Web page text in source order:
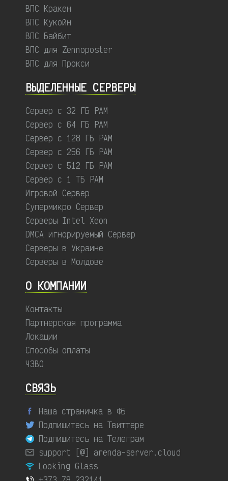
ВПС Кракен
ВПС Кукойн
ВПС Байбит
ВПС для Zennoposter
ВПС для Прокси
ВЫДЕЛЕННЫЕ CЕРВЕРЫ
Сервер с 32 ГБ РАМ
Сервер с 64 ГБ РАМ
Сервер с 128 ГБ РАМ
Сервер с 256 ГБ РАМ
Сервер с 512 ГБ РАМ
Сервер с 1 ТБ РАМ
Игровой Сервер
Супермикро Сервер
Серверы Intel Xeon
DMCA игнорируемый Сервер
Серверы в Украине
Серверы в Молдове
О КОМПАНИИ
Контакты
Партнерская программа
Локации
Способы оплаты
ЧЗВО
СВЯЗЬ
Наша страничка в ФБ
Подпишитесь на Твиттере
Подпишитесь на Телеграм
support [@] arenda-server.cloud
Looking Glass